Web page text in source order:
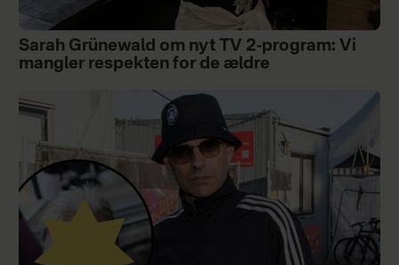
Sarah Grünewald om nyt TV 2-program: Vi
mangler respekten for de ældre